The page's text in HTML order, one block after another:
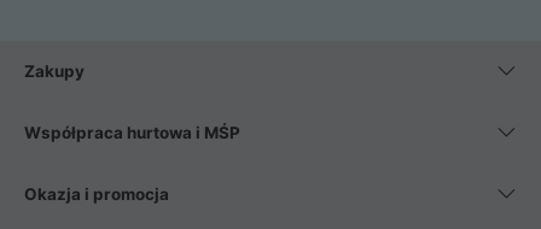
Zakupy
Współpraca hurtowa i MŚP
Okazja i promocja